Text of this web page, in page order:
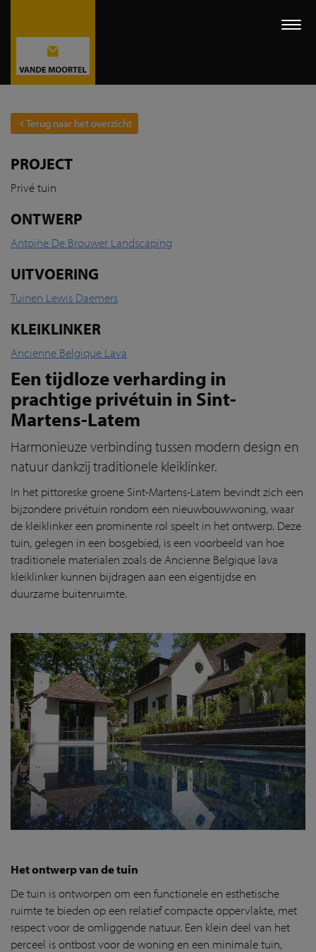
Terug naar het overzicht
PROJECT
Privé tuin
ONTWERP
Antoine De Brouwer Landscaping
UITVOERING
Tuinen Lewis Daemers
KLEIKLINKER
Ancienne Belgique Lava
Een tijdloze verharding in
prachtige privétuin in Sint-
Martens-Latem
Harmonieuze verbinding tussen modern design en
natuur dankzij traditionele kleiklinker.
In het pittoreske groene Sint-Martens-Latem bevindt zich een
bijzondere privétuin rondom een nieuwbouwwoning, waar
de kleiklinker een prominente rol speelt in het ontwerp. Deze
tuin, gelegen in een bosgebied, is een voorbeeld van hoe
traditionele materialen zoals de Ancienne Belgique lava
kleiklinker kunnen bijdragen aan een eigentijdse en
duurzame buitenruimte.
Het ontwerp van de tuin
De tuin is ontworpen om een functionele en esthetische
ruimte te bieden op een relatief compacte oppervlakte, met
respect voor de omliggende natuur. Een klein deel van het
perceel is ontbost voor de woning en een minimale tuin,